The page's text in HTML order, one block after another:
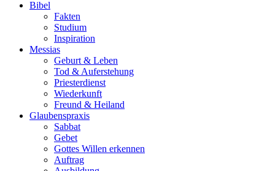
Bibel
Fakten
Studium
Inspiration
Messias
Geburt & Leben
Tod & Auferstehung
Priesterdienst
Wiederkunft
Freund & Heiland
Glaubenspraxis
Sabbat
Gebet
Gottes Willen erkennen
Auftrag